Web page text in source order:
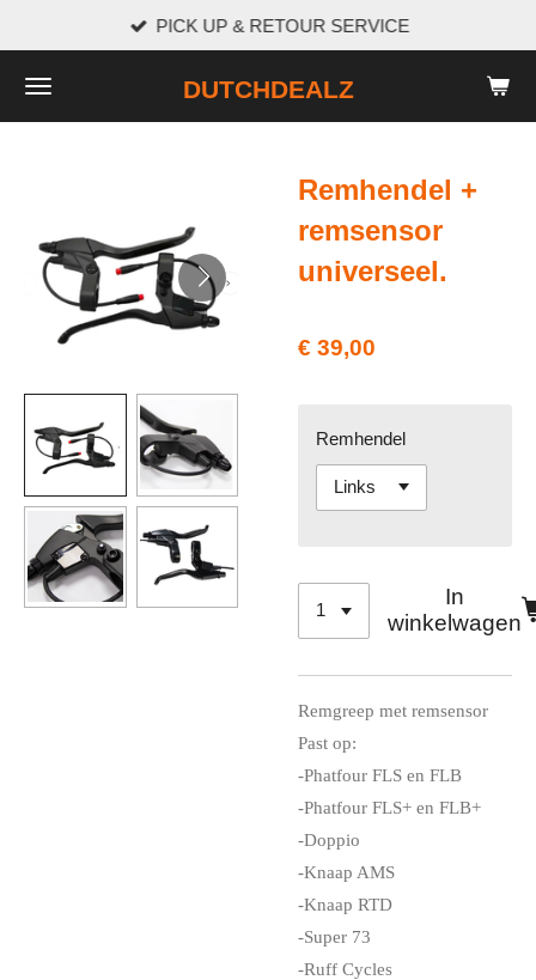
naar
de
DUTCHDEALZ
PICK UP & RETOUR SERVICE
Remhendel +
remsensor
universeel.
€ 39,00
Remhendel
In
winkelwagen
Remgreep met remsensor
Past op:
-Phatfour FLS en FLB
-Phatfour FLS+ en FLB+
-Doppio
-Knaap AMS
-Knaap RTD
-Super 73
-Ruff Cycles